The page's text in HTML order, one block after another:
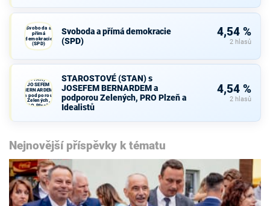
Svoboda a
přímá
demokracie
(SPD)
Svoboda a přímá demokracie
(SPD)
4,54 %
2 hlasů
(STAN) s
JOSEFEM
BERNARDEM
a podporou
Zelených,
PRO Plzeň a
STAROSTOVÉ (STAN) s
JOSEFEM BERNARDEM a
podporou Zelených, PRO Plzeň a
Idealistů
4,54 %
2 hlasů
Nejnovější příspěvky k tématu